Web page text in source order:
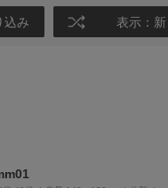
込み 表示：